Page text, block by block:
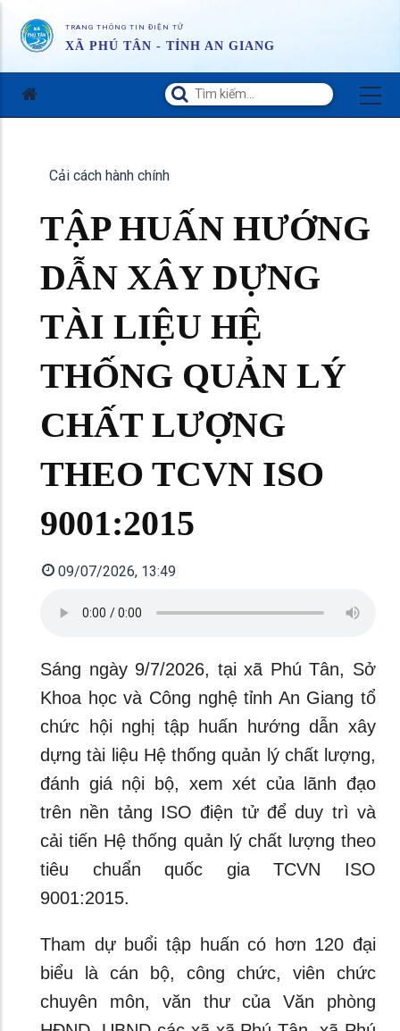
TRANG THÔNG TIN ĐIỆN TỬ
XÃ PHÚ TÂN - TỈNH AN GIANG
Cải cách hành chính
TẬP HUẤN HƯỚNG
DẪN XÂY DỰNG
TÀI LIỆU HỆ
THỐNG QUẢN LÝ
CHẤT LƯỢNG
THEO TCVN ISO
9001:2015
09/07/2026, 13:49
Sáng ngày 9/7/2026, tại xã Phú Tân, Sở
Khoa học và Công nghệ tỉnh An Giang tổ
chức hội nghị tập huấn hướng dẫn xây
dựng tài liệu Hệ thống quản lý chất lượng,
đánh giá nội bộ, xem xét của lãnh đạo
trên nền tảng ISO điện tử để duy trì và
cải tiến Hệ thống quản lý chất lượng theo
tiêu chuẩn quốc gia TCVN ISO
9001:2015.
Tham dự buổi tập huấn có hơn 120 đại
biểu là cán bộ, công chức, viên chức
chuyên môn, văn thư của Văn phòng